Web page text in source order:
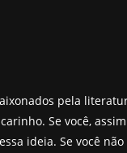
pela
Se você,
ideia. Se você